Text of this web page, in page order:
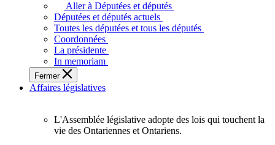
députés
vous
représentent
sein
de
l'Assemblée
législative
l'Ontario.
Aller à Députées et députés
Députées et députés actuels
Toutes les députées et tous les députés
Coordonnées
La présidente
In memoriam
Fermer
Affaires législatives
L'Assemblée
L'Assemblée législative adopte des lois qui touchent la
vie des Ontariennes et Ontariens.